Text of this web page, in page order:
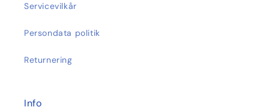
Servicevilkår
Persondata politik
Returnering
Info